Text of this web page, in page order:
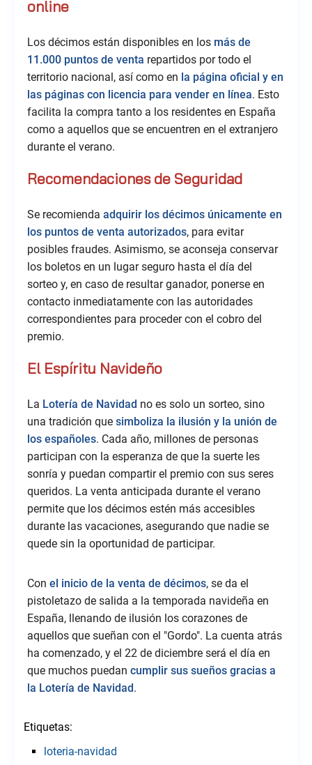
online
Los décimos están disponibles en los más de
11.000 puntos de venta repartidos por todo el
territorio nacional, así como en la página oficial y en
las páginas con licencia para vender en línea. Esto
facilita la compra tanto a los residentes en España
como a aquellos que se encuentren en el extranjero
durante el verano.
Recomendaciones de Seguridad
Se recomienda adquirir los décimos únicamente en
los puntos de venta autorizados, para evitar
posibles fraudes. Asimismo, se aconseja conservar
los boletos en un lugar seguro hasta el día del
sorteo y, en caso de resultar ganador, ponerse en
contacto inmediatamente con las autoridades
correspondientes para proceder con el cobro del
premio.
El Espíritu Navideño
La Lotería de Navidad no es solo un sorteo, sino
una tradición que simboliza la ilusión y la unión de
los españoles. Cada año, millones de personas
participan con la esperanza de que la suerte les
sonría y puedan compartir el premio con sus seres
queridos. La venta anticipada durante el verano
permite que los décimos estén más accesibles
durante las vacaciones, asegurando que nadie se
quede sin la oportunidad de participar.
Con el inicio de la venta de décimos, se da el
pistoletazo de salida a la temporada navideña en
España, llenando de ilusión los corazones de
aquellos que sueñan con el "Gordo". La cuenta atrás
ha comenzado, y el 22 de diciembre será el día en
que muchos puedan cumplir sus sueños gracias a
la Lotería de Navidad.
Etiquetas:
loteria-navidad